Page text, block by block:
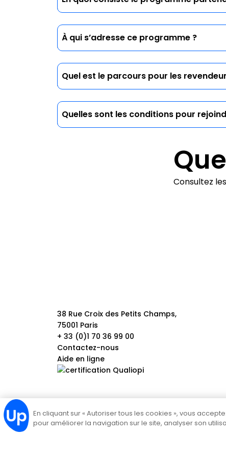
Deux options s’offrent à vous :
ou recommander simplement notre
À qui s’adresse ce programme ?
À toute structure souhaitant intégrer
Quel est le parcours pour les
Vous aurez accès à un Portail
intégrateur. Une équipe dédiée est en
Quelles sont les conditions pour
Il suffit de remplir le formulaire de cette
Consultez
38 Rue Croix des Petits Champs,
75001 Paris
+ 33 (0)1 70 36 99 00
Contactez-nous
Aide en ligne
En cliquant sur « Autoriser tous les cookies », vous
pour améliorer la navigation sur le site, analyser son